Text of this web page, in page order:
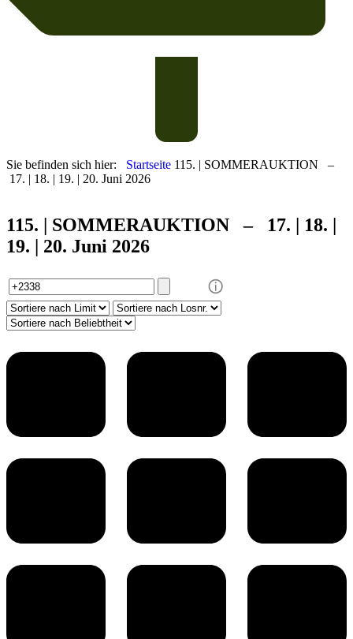
Sie befinden sich hier: Startseite 115. | SOMMERAUKTION –
17. | 18. | 19. | 20. Juni 2026
115. | SOMMERAUKTION – 17. | 18. |
19. | 20. Juni 2026